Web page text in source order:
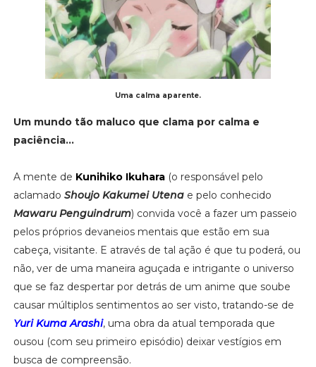
Uma calma aparente.
Um mundo tão maluco que clama por calma e
paciência...
A mente de Kunihiko Ikuhara(o responsável pelo
aclamado Shoujo Kakumei Utenae pelo conhecido
Mawaru Penguindrum) convida você a fazer um passeio
pelos próprios devaneios mentais que estão em sua
cabeça, visitante. E através de tal ação é que tu poderá, ou
não, ver de uma maneira aguçada e intrigante o universo
que se faz despertar por detrás de um anime que soube
causar múltiplos sentimentos ao ser visto, tratando-se de
Yuri Kuma Arashi, uma obra da atual temporada que
ousou (com seu primeiro episódio) deixar vestígios em
busca de compreensão.